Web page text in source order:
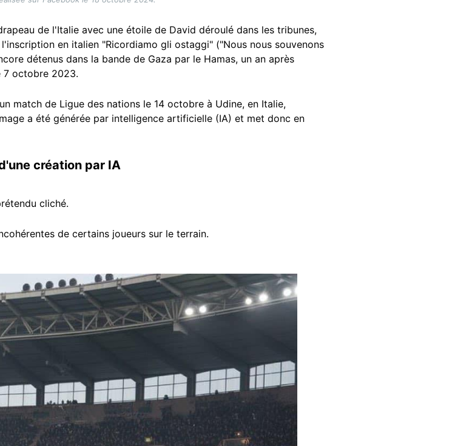
de l'Italie avec une étoile de David déroulé dans les tribunes,
en italien "Ricordiamo gli ostaggi" ("Nous nous souvenons
détenus dans la bande de Gaza par le Hamas, un an après
7 octobre 2023.
match de Ligue des nations le 14 octobre à Udine, en Italie,
a été générée par intelligence artificielle (IA) et met donc en
création par IA
cliché.
de certains joueurs sur le terrain.